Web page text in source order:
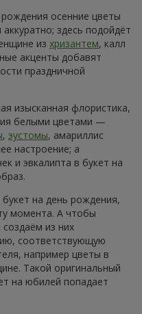
осенние цветы
здесь подойдёт
из хризантем, калл
акценты добавят
праздничной
изысканная флористика,
белыми цветами —
, эустомы, амариллис
настроение; а
и эвкалипта в букет на
на день рождения,
момента. А чтобы
из них
соответствующую
например цветы в
Такой оригинальный
на юбилей попадает